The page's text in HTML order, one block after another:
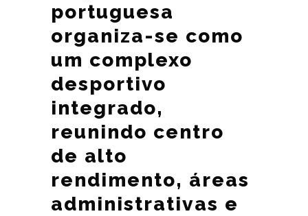
portuguesa
organiza-se como
um complexo
desportivo
integrado,
reunindo centro
de alto
rendimento, áreas
administrativas e